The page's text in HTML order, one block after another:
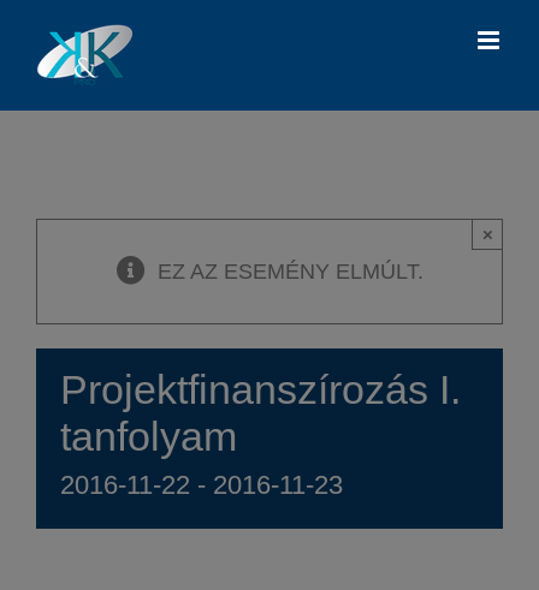
EZ AZ ESEMÉNY ELMÚLT.
×
Projektfinanszírozás I.
tanfolyam
2016-11-22 - 2016-11-23